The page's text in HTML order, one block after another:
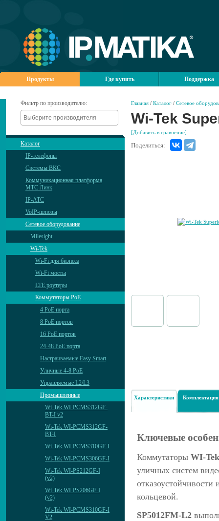
Продукты Где купить Поддержка
Фильтр по производителю:
Каталог
IP-телефоны
Системы ВКС
Коммуникационная платформа
МТС Линк
IP-АТС
VoIP-шлюзы
Сетевое оборудование
Milesight
Wi-Tek
Wi-Fi для бизнеса
Wi-Fi мосты
LTE роутеры
Коммутаторы PoE
4 PoE порта
8 PoE портов
16 PoE портов
24-48 PoE порта
Настраиваемые Easy Smart
Уличные 4-8 PoE
Управляемые L2/L3
Промышленные
Wi-Tek WI-PCMS312GF-
BT-I v2
Wi-Tek WI-PCMS312GF-
BT-I
Wi-Tek WI-PCMS310GF-I
Wi-Tek WI-PCMS306GF-I
Wi-Tek WI-PS212GF-I
(v2)
Wi-Tek WI-PS206GF-I
(v2)
Wi-Tek WI-PCMS310GF-I
V2
Главная / Каталог / Сетевое
Wi-Tek
[Добавить в сравнение]
Поделиться:
Характеристики Комплектация
Ключевые
Коммутаторы WI-
уличных систем
кольцевой.
SP5012FM-L2